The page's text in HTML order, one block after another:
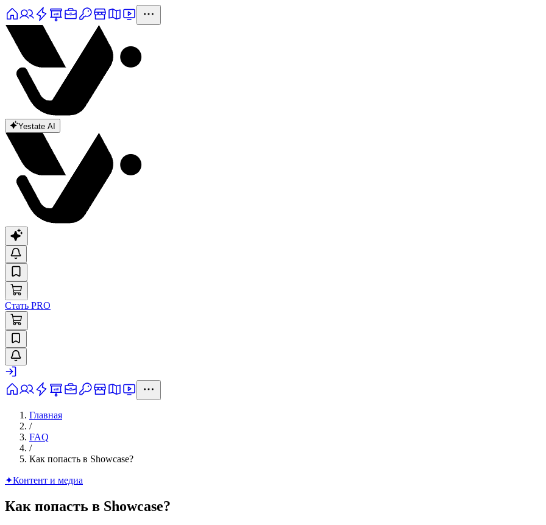
Yestate AI
Стать PRO
Главная
/
FAQ
/
Как попасть в Showcase?
✦Контент и медиа
Как попасть в Showcase?